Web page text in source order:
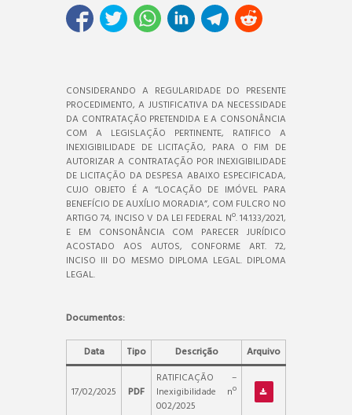
CONSIDERANDO A REGULARIDADE DO PRESENTE
PROCEDIMENTO, A JUSTIFICATIVA DA NECESSIDADE
DA CONTRATAÇÃO PRETENDIDA E A CONSONÂNCIA
COM A LEGISLAÇÃO PERTINENTE, RATIFICO A
INEXIGIBILIDADE DE LICITAÇÃO, PARA O FIM DE
AUTORIZAR A CONTRATAÇÃO POR INEXIGIBILIDADE
DE LICITAÇÃO DA DESPESA ABAIXO ESPECIFICADA,
CUJO OBJETO É A “LOCAÇÃO DE IMÓVEL PARA
BENEFÍCIO DE AUXÍLIO MORADIA”, COM FULCRO NO
ARTIGO 74, INCISO V DA LEI FEDERAL Nº. 14.133/2021,
E EM CONSONÂNCIA COM PARECER JURÍDICO
ACOSTADO AOS AUTOS, CONFORME ART. 72,
INCISO III DO MESMO DIPLOMA LEGAL. DIPLOMA
LEGAL.
Documentos:
Data Tipo Descrição Arquivo
17/02/2025 PDF
RATIFICAÇÃO –
Inexigibilidade nº
002/2025